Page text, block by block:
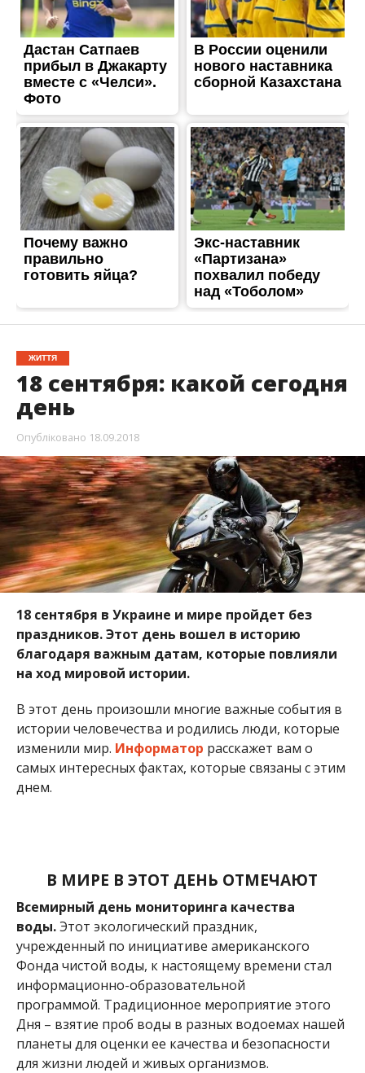
ЖИТТЯ
18 сентября: какой сегодня
день
Опубліковано 18.09.2018
18 сентября в Украине и мире пройдет без
праздников. Этот день вошел в историю
благодаря важным датам, которые повлияли
на ход мировой истории.
В этот день произошли многие важные события в
истории человечества и родились люди, которые
изменили мир. Информатор расскажет вам о
самых интересных фактах, которые связаны с этим
днем.
В МИРЕ В ЭТОТ ДЕНЬ ОТМЕЧАЮТ
Всемирный день мониторинга качества
воды.Этот экологический праздник,
учрежденный по инициативе американского
Фонда чистой воды, к настоящему времени стал
информационно-образовательной
программой. Традиционное мероприятие этого
Дня – взятие проб воды в разных водоемах нашей
планеты для оценки ее качества и безопасности
для жизни людей и живых организмов.